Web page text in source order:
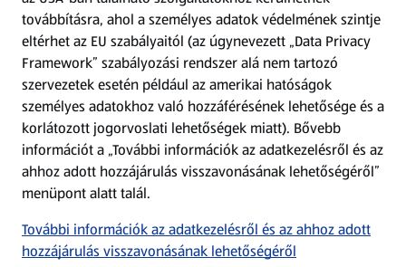
Adattörlő alkalmazás
Szervizpont
(új oldalon nyílik meg)
Fedezz fel minket az interneten!
Töltsd le az ALDI Magyarország applikációt!
továbbításra, ahol a személyes adatok védelmének szintje
eltérhet az EU szabályaitól (az úgynevezett „Data Privacy
Framework” szabályozási rendszer alá nem tartozó
szervezetek esetén például az amerikai hatóságok
személyes adatokhoz való hozzáférésének lehetősége és a
korlátozott jogorvoslati lehetőségek miatt). Bővebb
információt a „További információk az adatkezelésről és az
ahhoz adott hozzájárulás visszavonásának lehetőségéről”
menüpont alatt talál.
További információk az adatkezelésről és az ahhoz adott
hozzájárulás visszavonásának lehetőségéről